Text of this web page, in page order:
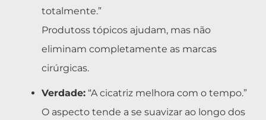
totalmente.”
Produtoss tópicos ajudam, mas não
eliminam completamente as marcas
cirúrgicas.
Verdade: “A cicatriz melhora com o tempo.”
O aspecto tende a se suavizar ao longo dos